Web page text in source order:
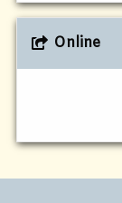
Online